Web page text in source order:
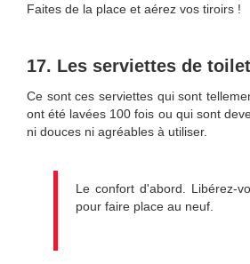
Faites de la place et aérez vos tiroirs !
17. Les serviettes de
Ce sont ces serviettes qui sont
ont été lavées 100 fois ou qui sont
ni douces ni agréables à utiliser.
Le confort d'abord. Libérez-
pour faire place au neuf.